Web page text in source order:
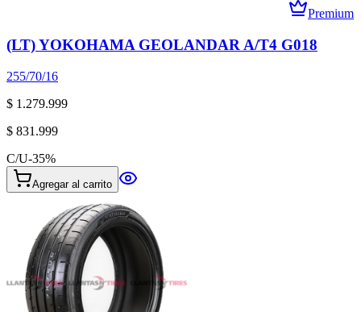
Premium
(LT) YOKOHAMA GEOLANDAR A/T4 G018
255/70/16
$ 1.279.999
$ 831.999
C/U-35%
Agregar al carrito